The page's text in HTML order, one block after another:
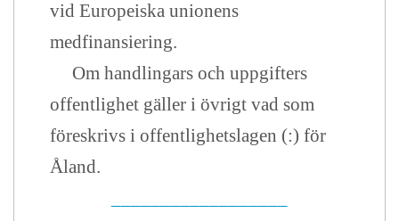
vid Europeiska unionens
medfinansiering.
Om handlingars och uppgifters
offentlighet gäller i övrigt vad som
föreskrivs i offentlighetslagen (:) för
Åland.